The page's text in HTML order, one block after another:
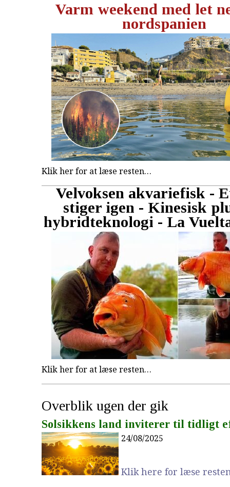
Varm weekend med let
nordspanien
Klik her for at læse resten…
Velvoksen akvariefisk -
stiger igen - Kinesisk
hybridteknologi - La
Klik her for at læse resten…
Overblik ugen der gik
Solsikkens land inviterer til tidligt
24/08/2025
Klik here for læse